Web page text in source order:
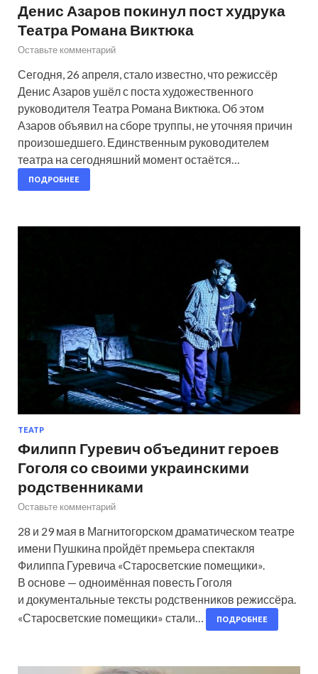
Денис Азаров покинул пост худрука
Театра Романа Виктюка
Оставьте комментарий
Сегодня, 26 апреля, стало известно, что режиссёр
Денис Азаров ушёл с поста художественного
руководителя Театра Романа Виктюка. Об этом
Азаров объявил на сборе труппы, не уточняя причин
произошедшего. Единственным руководителем
театра на сегодняшний момент остаётся…
ПОДРОБНЕЕ
ТЕАТР
Филипп Гуревич объединит героев
Гоголя со своими украинскими
родственниками
Оставьте комментарий
28 и 29 мая в Магнитогорском драматическом театре
имени Пушкина пройдёт премьера спектакля
Филиппа Гуревича «Старосветские помещики».
В основе — одноимённая повесть Гоголя
и документальные тексты родственников режиссёра.
«Старосветские помещики» стали…
ПОДРОБНЕЕ